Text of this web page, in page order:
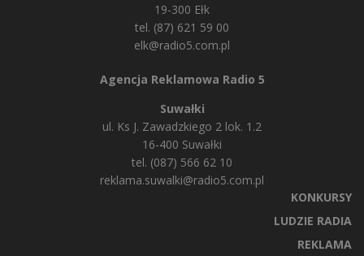
19-300 Ełk
tel. (87) 621 59 00
elk@radio5.com.pl
Agencja Reklamowa Radio 5
Suwałki
ul. Ks J. Zawadzkiego 2 lok. 1.2
16-400 Suwałki
tel. (087) 566 62 10
reklama.suwalki@radio5.com.pl
KONKURSY
LUDZIE RADIA
REKLAMA